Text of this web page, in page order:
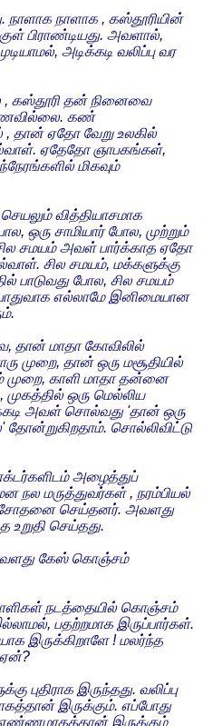
நாளாக நாளாக , கஸ்தூரியின்
பிராண்டியது. அவளால்,
அடிக்கடி வலிப்பு வர
, கஸ்தூரி தன் நினைவை
கண்
தான் ஏதோ வேறு உலகில்
ஏதேதோ ஞாபகங்கள்,
மிகவும்
வித்தியாசமாக
ஒரு சாமியார் போல, முற்றும்
சமயம் அவள் பார்க்காத ஏதோ
சில சமயம், மக்களுக்கு
போல, சில சமயம்
எல்லாமே இனிமையான
தான் மாதா கோவிலில்
தான் ஒரு மசூதியில்
முறை, காளி மாதா தன்னை
ஒரு மெல்லிய
அவள் சொல்வது 'தான் ஒரு
தோன்றுகிறதாம். சொல்லிவிட்டு
அழைத்துப்
மருத்துவர்கள் , நரம்பியல்
செய்தனர். அவளது
உறுதி செய்தது.
கேஸ் கொஞ்சம்
நடத்தையில் கொஞ்சம்
பதற்றமாக இருப்பார்கள்.
இருக்கிறாளே ! மலர்ந்த
ஏன்?
புதிராக இருந்தது. வலிப்பு
இருக்கும். எப்போது
எண்ணமாகத்தான் இருக்கும்